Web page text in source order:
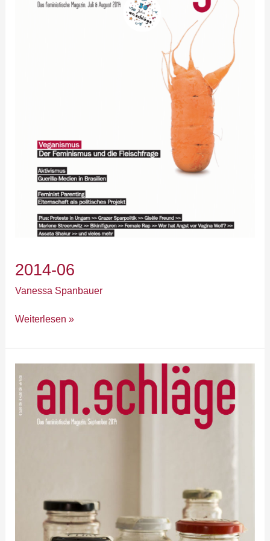
2014-06
Vanessa Spanbauer
Weiterlesen »
07